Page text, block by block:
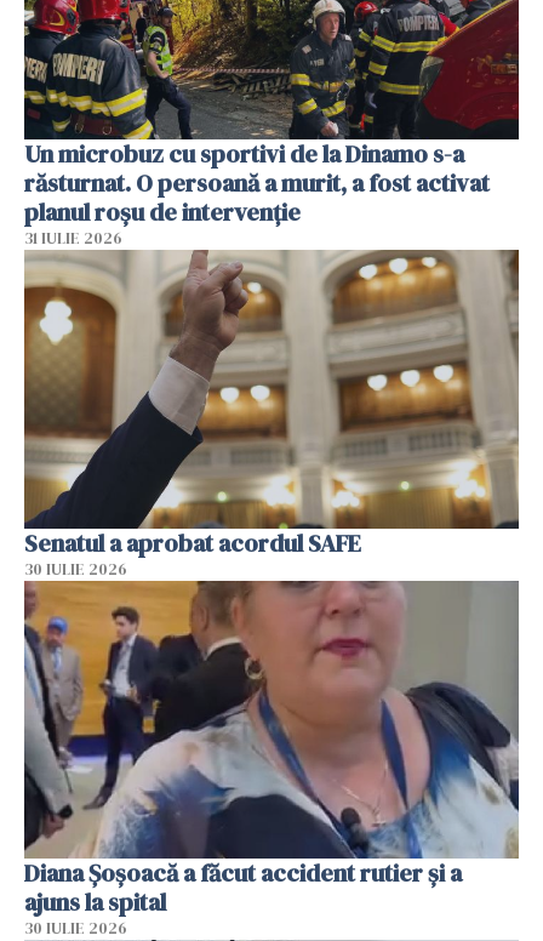
Un microbuz cu sportivi de la Dinamo s-a
răsturnat. O persoană a murit, a fost activat
planul roșu de intervenție
31 IULIE 2026
Senatul a aprobat acordul SAFE
30 IULIE 2026
Diana Șoșoacă a făcut accident rutier și a
ajuns la spital
30 IULIE 2026